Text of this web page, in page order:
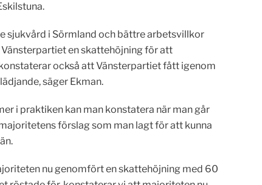
sjukvård i Sörmland och bättre arbetsvillkor
en skattehöjning för att
också att Vänsterpartiet fått igenom
säger Ekman.
i praktiken kan man konstatera när man går
förslag som man lagt för att kunna
nu genomfört en skattehöjning med 60